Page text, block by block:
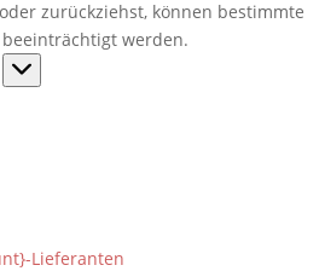
zurückziehst, können bestimmte
werden.
Lieferanten